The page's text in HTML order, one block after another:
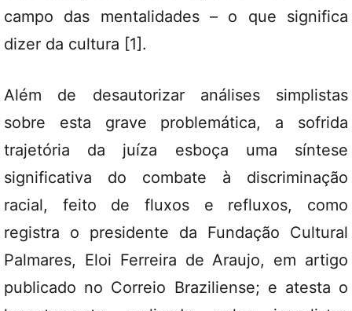
campo das mentalidades – o que significa
dizer da cultura [1].
Além de desautorizar análises simplistas
sobre esta grave problemática, a sofrida
trajetória da juíza esboça uma síntese
significativa do combate à discriminação
racial, feito de fluxos e refluxos, como
registra o presidente da Fundação Cultural
Palmares, Eloi Ferreira de Araujo, em artigo
publicado no Correio Braziliense; e atesta o